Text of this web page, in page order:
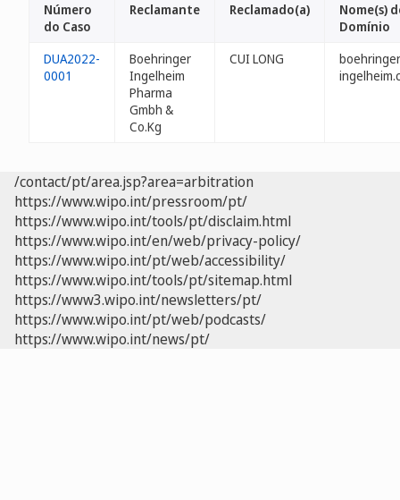
Número
do Caso
Reclamante Reclamado(a)
Nome(s)
Domínio
DUA2022-
0001
Boehringer
Ingelheim
Pharma
Gmbh &
Co.Kg
CUI LONG
/contact/pt/area.jsp?area=arbitration
https://www.wipo.int/pressroom/pt/
https://www.wipo.int/tools/pt/disclaim.html
https://www.wipo.int/en/web/privacy-policy/
https://www.wipo.int/pt/web/accessibility/
https://www.wipo.int/tools/pt/sitemap.html
https://www3.wipo.int/newsletters/pt/
https://www.wipo.int/pt/web/podcasts/
https://www.wipo.int/news/pt/